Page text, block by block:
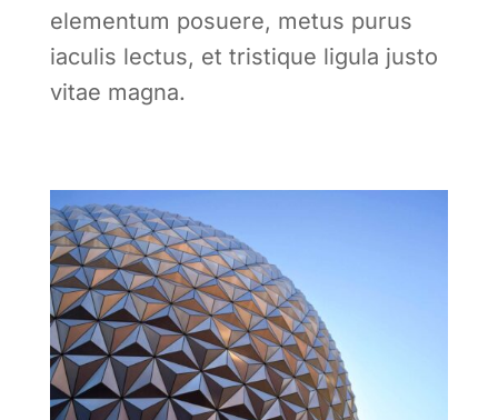
elementum posuere, metus purus
iaculis lectus, et tristique ligula justo
vitae magna.